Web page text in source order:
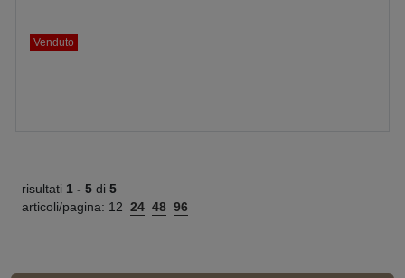
Venduto
risultati 1 - 5 di 5
articoli/pagina: 12 24 48 96